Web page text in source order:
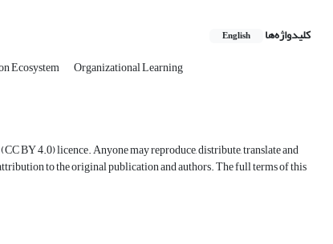
کلیدواژه‌ها English
Ecosystem
Organizational Learning
BY 4.0) licence. Anyone may reproduce, distribute, translate and
to the original publication and authors. The full terms of this